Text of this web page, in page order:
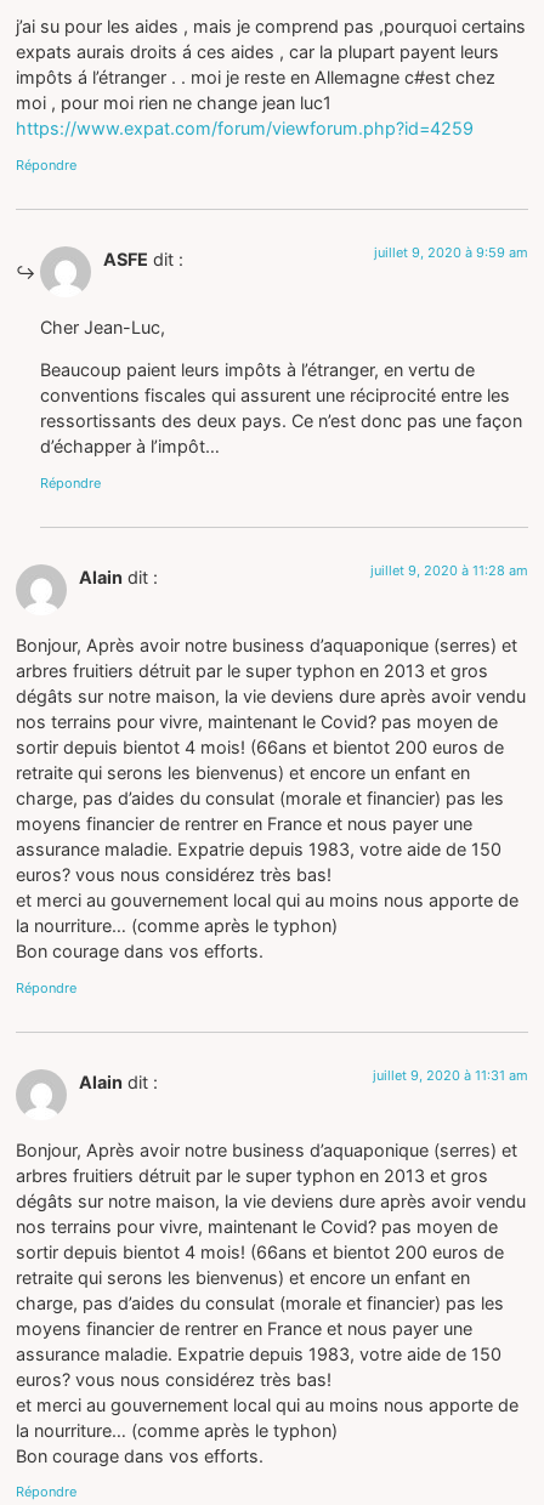
j’ai su pour les aides , mais je comprend pas ,pourquoi certains
expats aurais droits á ces aides , car la plupart payent leurs
impôts á l’étranger . . moi je reste en Allemagne c#est chez
moi , pour moi rien ne change jean luc1
https://www.expat.com/forum/viewforum.php?id=4259
Répondre
ASFE dit : juillet 9, 2020 à 9:59 am
Cher Jean-Luc,
Beaucoup paient leurs impôts à l’étranger, en vertu de
conventions fiscales qui assurent une réciprocité entre les
ressortissants des deux pays. Ce n’est donc pas une façon
d’échapper à l’impôt…
Répondre
Alain dit : juillet 9, 2020 à 11:28 am
Bonjour, Après avoir notre business d’aquaponique (serres) et
arbres fruitiers détruit par le super typhon en 2013 et gros
dégâts sur notre maison, la vie deviens dure après avoir vendu
nos terrains pour vivre, maintenant le Covid? pas moyen de
sortir depuis bientot 4 mois! (66ans et bientot 200 euros de
retraite qui serons les bienvenus) et encore un enfant en
charge, pas d’aides du consulat (morale et financier) pas les
moyens financier de rentrer en France et nous payer une
assurance maladie. Expatrie depuis 1983, votre aide de 150
euros? vous nous considérez très bas!
et merci au gouvernement local qui au moins nous apporte de
la nourriture… (comme après le typhon)
Bon courage dans vos efforts.
Répondre
Alain dit : juillet 9, 2020 à 11:31 am
Bonjour, Après avoir notre business d’aquaponique (serres) et
arbres fruitiers détruit par le super typhon en 2013 et gros
dégâts sur notre maison, la vie deviens dure après avoir vendu
nos terrains pour vivre, maintenant le Covid? pas moyen de
sortir depuis bientot 4 mois! (66ans et bientot 200 euros de
retraite qui serons les bienvenus) et encore un enfant en
charge, pas d’aides du consulat (morale et financier) pas les
moyens financier de rentrer en France et nous payer une
assurance maladie. Expatrie depuis 1983, votre aide de 150
euros? vous nous considérez très bas!
et merci au gouvernement local qui au moins nous apporte de
la nourriture… (comme après le typhon)
Bon courage dans vos efforts.
Répondre